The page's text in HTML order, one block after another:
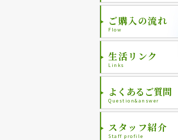
ご購入の流れ
Flow
生活リンク
Links
よくあるご質問
Question&answer
スタッフ紹介
Staff profile